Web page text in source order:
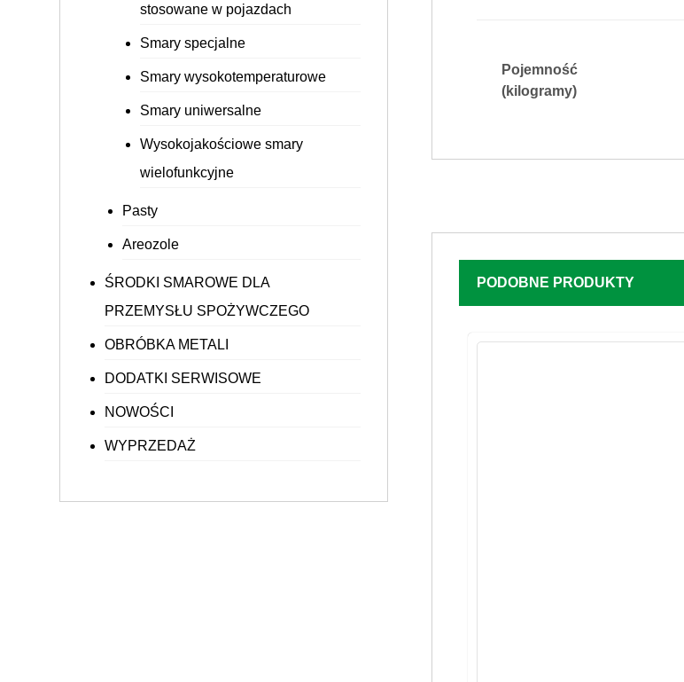
Pojemność
(kilogramy)
PODOBNE PRODUKTY
stosowane w pojazdach
Smary specjalne
Smary wysokotemperaturowe
Smary uniwersalne
Wysokojakościowe smary
wielofunkcyjne
Pasty
Areozole
ŚRODKI SMAROWE DLA
PRZEMYSŁU SPOŻYWCZEGO
OBRÓBKA METALI
DODATKI SERWISOWE
NOWOŚCI
WYPRZEDAŻ